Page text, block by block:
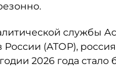
службы
России (АТОР),
2026 года стало